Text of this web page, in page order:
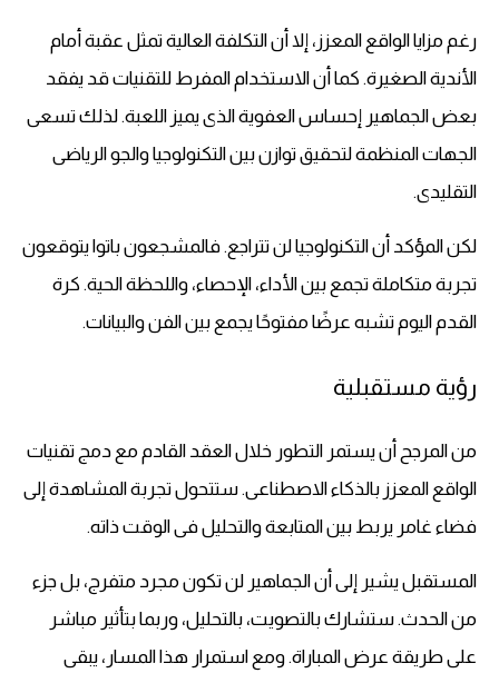
رغم مزايا الواقع المعزز، إلا أن التكلفة العالية تمثل عقبة أمام
الأندية الصغيرة. كما أن الاستخدام المفرط للتقنيات قد يفقد
بعض الجماهير إحساس العفوية الذى يميز اللعبة. لذلك تسعى
الجهات المنظمة لتحقيق توازن بين التكنولوجيا والجو الرياضى
التقليدى.
لكن المؤكد أن التكنولوجيا لن تتراجع. فالمشجعون باتوا يتوقعون
تجربة متكاملة تجمع بين الأداء، الإحصاء، واللحظة الحية. كرة
القدم اليوم تشبه عرضًا مفتوحًا يجمع بين الفن والبيانات.
رؤية مستقبلية
من المرجح أن يستمر التطور خلال العقد القادم مع دمج تقنيات
الواقع المعزز بالذكاء الاصطناعى. ستتحول تجربة المشاهدة إلى
فضاء غامر يربط بين المتابعة والتحليل فى الوقت ذاته.
المستقبل يشير إلى أن الجماهير لن تكون مجرد متفرج، بل جزء
من الحدث. ستشارك بالتصويت، بالتحليل، وربما بتأثير مباشر
على طريقة عرض المباراة. ومع استمرار هذا المسار، يبقى